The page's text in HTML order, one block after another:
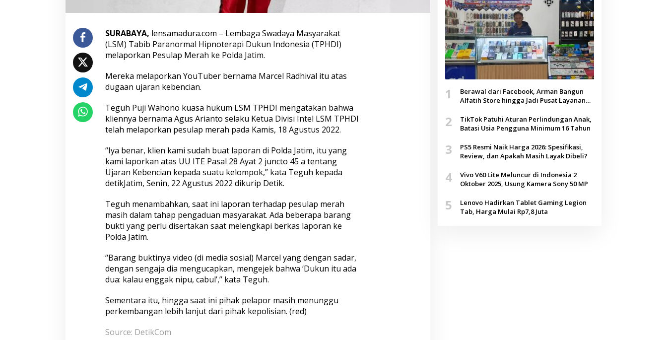
,
I
n
i
l
a
a
n
y
SURABAYA, lensamadura.com – Lembaga Swadaya Masyarakat
(LSM) Tabib Paranormal Hipnoterapi Dukun Indonesia (TPHDI)
melaporkan Pesulap Merah ke Polda Jatim.
Mereka melaporkan YouTuber bernama Marcel Radhival itu atas
dugaan ujaran kebencian.
Teguh Puji Wahono kuasa hukum LSM TPHDI mengatakan bahwa
kliennya bernama Agus Arianto selaku Ketua Divisi Intel LSM TPHDI
telah melaporkan pesulap merah pada Kamis, 18 Agustus 2022.
“Iya benar, klien kami sudah buat laporan di Polda Jatim, itu yang
kami laporkan atas UU ITE Pasal 28 Ayat 2 juncto 45 a tentang
Ujaran Kebencian kepada suatu kelompok,” kata Teguh kepada
detikJatim, Senin, 22 Agustus 2022 dikurip Detik.
Teguh menambahkan, saat ini laporan terhadap pesulap merah
masih dalam tahap pengaduan masyarakat. Ada beberapa barang
bukti yang perlu disertakan saat melengkapi berkas laporan ke
Polda Jatim.
“Barang buktinya video (di media sosial) Marcel yang dengan sadar,
dengan sengaja dia mengucapkan, mengejek bahwa ‘Dukun itu ada
dua: kalau enggak nipu, cabul’,” kata Teguh.
Sementara itu, hingga saat ini pihak pelapor masih menunggu
perkembangan lebih lanjut dari pihak kepolisian. (red)
Source: DetikCom
1
Berawal dari Facebook, Arman Bangun
Alfatih Store hingga Jadi Pusat Layanan
2
TikTok Patuhi Aturan Perlindungan Anak,
Batasi Usia Pengguna Minimum 16 Tahun
3
PS5 Resmi Naik Harga 2026: Spesifikasi,
Review, dan Apakah Masih Layak Dibeli?
4
Vivo V60 Lite Meluncur di Indonesia 2
Oktober 2025, Usung Kamera Sony 50 MP
5
Lenovo Hadirkan Tablet Gaming Legion
Tab, Harga Mulai Rp7,8 Juta